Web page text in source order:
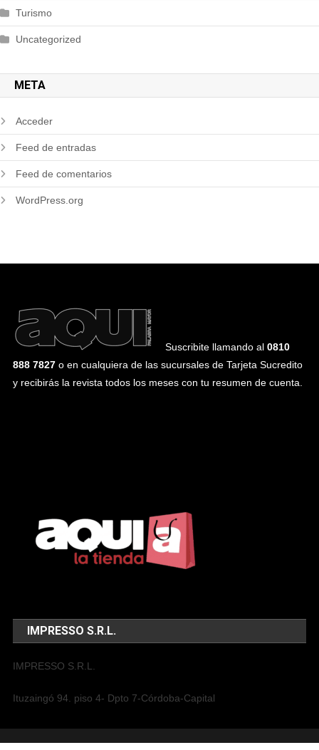
Turismo
Uncategorized
META
Acceder
Feed de entradas
Feed de comentarios
WordPress.org
Suscribite llamando al0810
888 7827 o en cualquiera de las sucursales de Tarjeta Sucredito
y recibirás la revista todos los meses con tu resumen de cuenta.
IMPRESSO S.R.L.
IMPRESSO S.R.L.
Ituzaingó 94. piso 4- Dpto 7-Córdoba-Capital